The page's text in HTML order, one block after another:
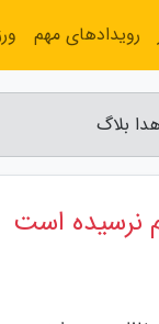
بلاگ
نرسیده است
رویدادهای مهم